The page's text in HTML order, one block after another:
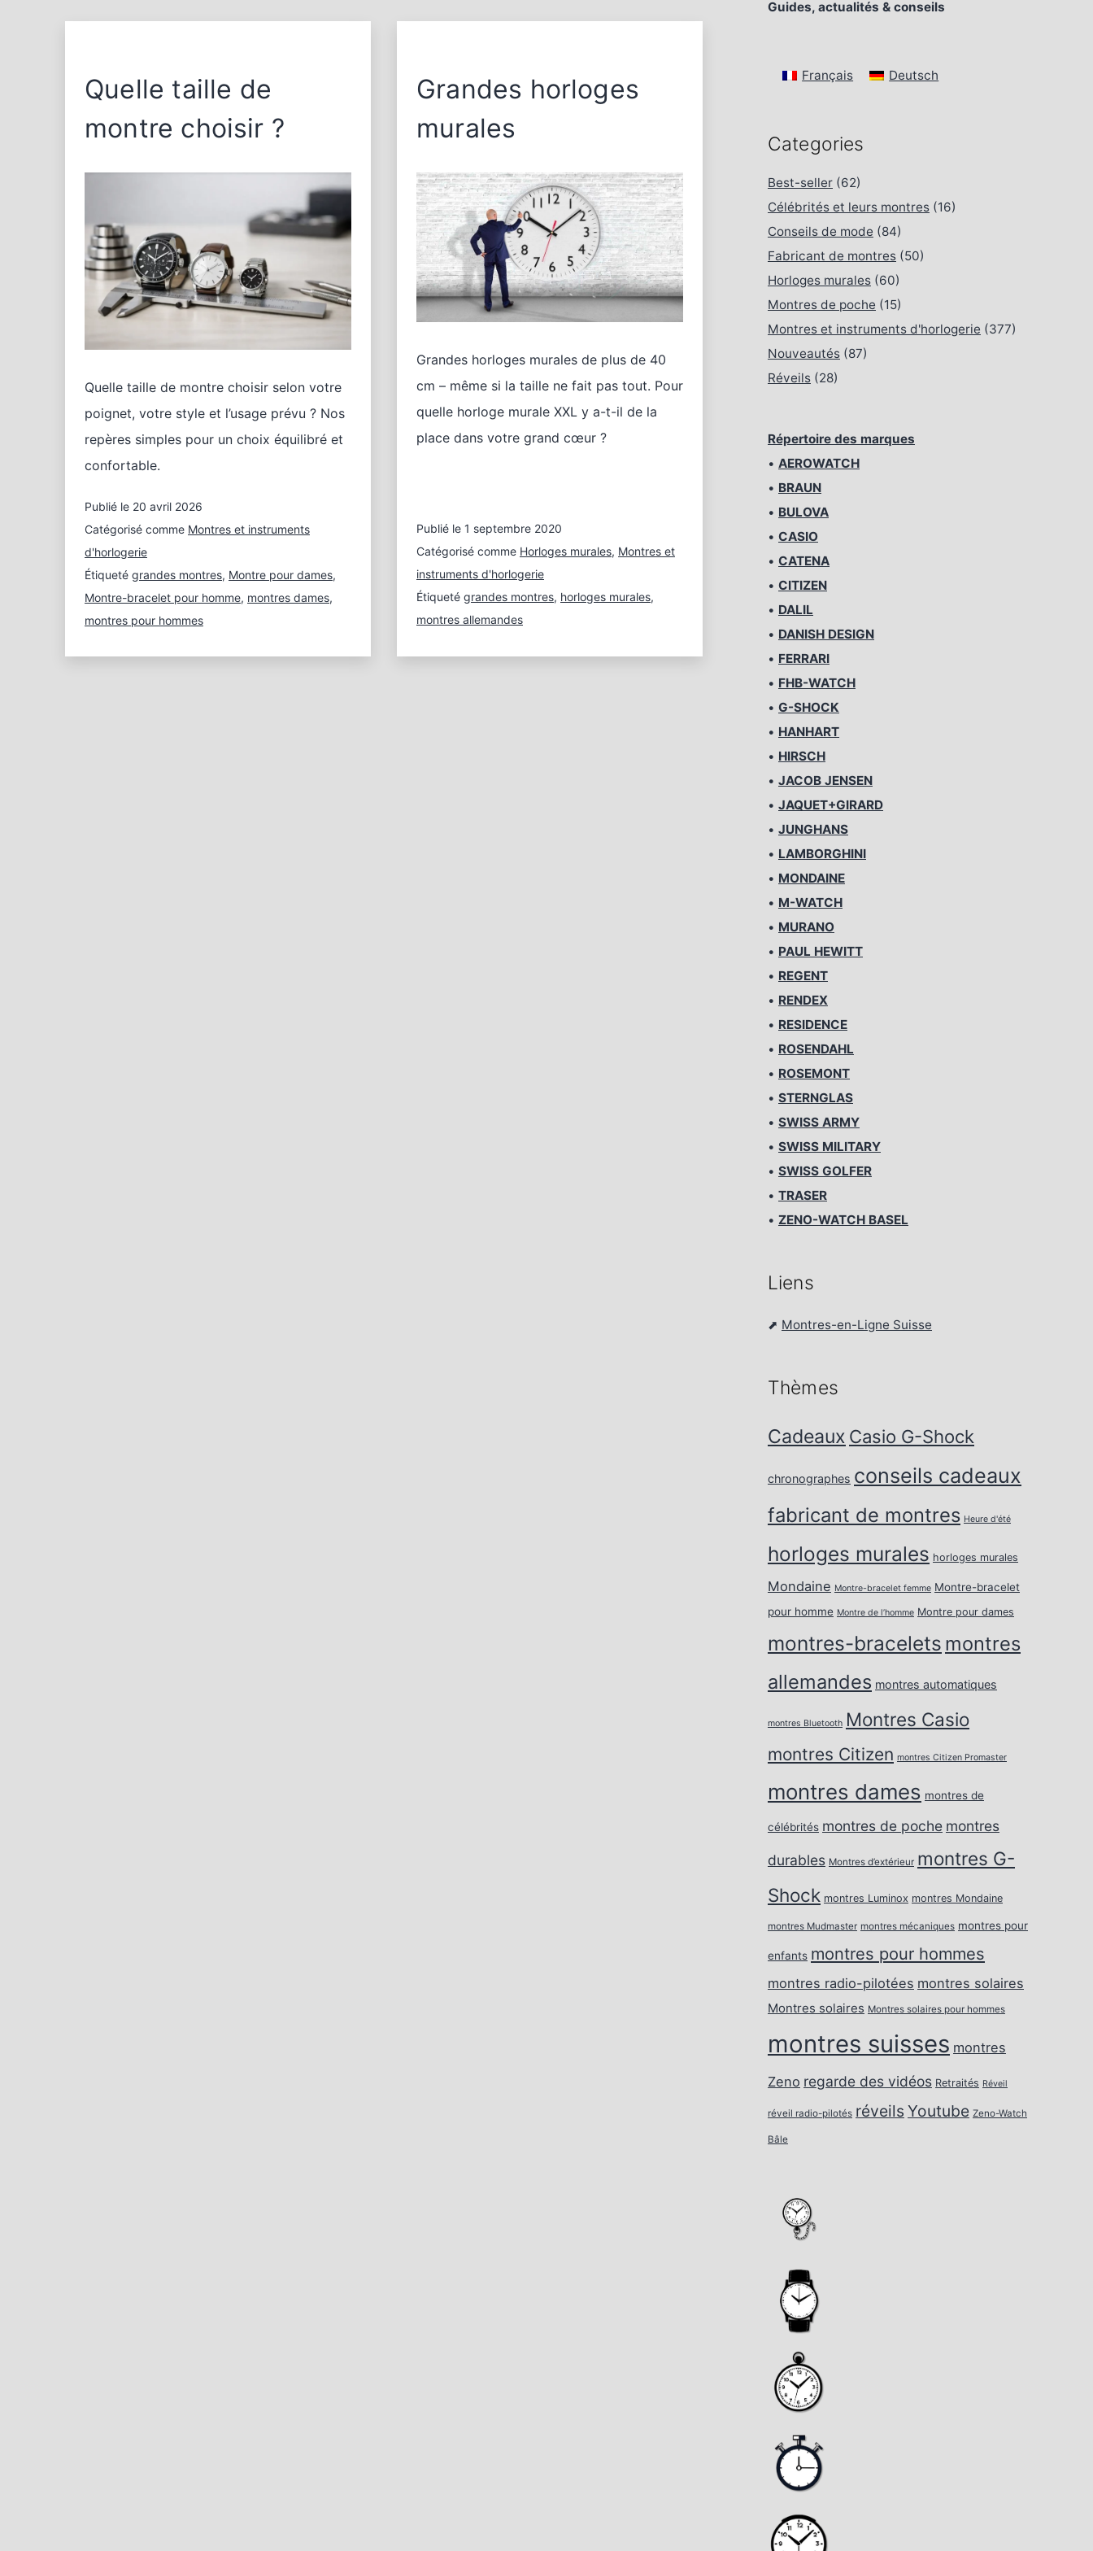
Quelle taille de
montre choisir ?
Quelle taille de montre choisir selon votre
poignet, votre style et l’usage prévu ? Nos
repères simples pour un choix équilibré et
confortable.
Publié le 20 avril 2026
Catégorisé comme Montres et instruments
d'horlogerie
Étiqueté grandes montres, Montre pour dames,
Montre-bracelet pour homme, montres dames,
montres pour hommes
Grandes horloges
murales
Grandes horloges murales de plus de 40
cm – même si la taille ne fait pas tout. Pour
quelle horloge murale XXL y a-t-il de la
place dans votre grand cœur ?
Publié le 1 septembre 2020
Catégorisé comme Horloges murales, Montres et
instruments d'horlogerie
Étiqueté grandes montres, horloges murales,
montres allemandes
Guides, actualités & conseils
Français Deutsch
Categories
Best-seller (62)
Célébrités et leurs montres (16)
Conseils de mode (84)
Fabricant de montres (50)
Horloges murales (60)
Montres de poche (15)
Montres et instruments d'horlogerie (377)
Nouveautés (87)
Réveils (28)
Répertoire des marques
• AEROWATCH
• BRAUN
• BULOVA
• CASIO
• CATENA
• CITIZEN
• DALIL
• DANISH DESIGN
• FERRARI
• FHB-WATCH
• G-SHOCK
• HANHART
• HIRSCH
• JACOB JENSEN
• JAQUET+GIRARD
• JUNGHANS
• LAMBORGHINI
• MONDAINE
• M-WATCH
• MURANO
• PAUL HEWITT
• REGENT
• RENDEX
• RESIDENCE
• ROSENDAHL
• ROSEMONT
• STERNGLAS
• SWISS ARMY
• SWISS MILITARY
• SWISS GOLFER
• TRASER
• ZENO-WATCH BASEL
Liens
⬈ Montres-en-Ligne Suisse
Thèmes
Cadeaux Casio G-Shock
chronographes conseils cadeaux
fabricant de montres Heure d'été
horloges murales horloges murales
Mondaine Montre-bracelet femme Montre-bracelet
pour homme Montre de l’homme Montre pour dames
montres-bracelets montres
allemandes montres automatiques
montres Bluetooth Montres Casio
montres Citizen montres Citizen Promaster
montres dames montres de
célébrités montres de poche montres
durables Montres d’extérieur montres G-
Shock montres Luminox montres Mondaine
montres Mudmaster montres mécaniques montres pour
enfants montres pour hommes
montres radio-pilotées montres solaires
Montres solaires Montres solaires pour hommes
montres suisses montres
Zeno regarde des vidéos Retraités Réveil
réveil radio-pilotés réveils Youtube Zeno-Watch
Bâle